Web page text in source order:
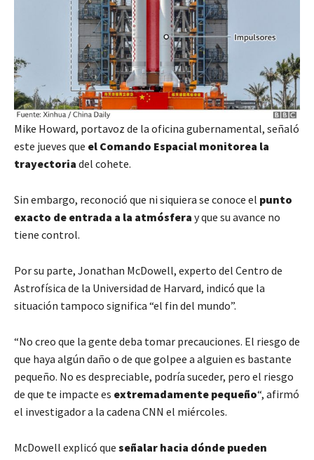
Mike Howard, portavoz de la oficina gubernamental, señaló
este jueves que el Comando Espacial monitorea la
trayectoria del cohete.
Sin embargo, reconoció que ni siquiera se conoce el punto
exacto de entrada a la atmósfera y que su avance no
tiene control.
Por su parte, Jonathan McDowell, experto del Centro de
Astrofísica de la Universidad de Harvard, indicó que la
situación tampoco significa “el fin del mundo”.
“No creo que la gente deba tomar precauciones. El riesgo de
que haya algún daño o de que golpee a alguien es bastante
pequeño. No es despreciable, podría suceder, pero el riesgo
de que te impacte es extremadamente pequeño“, afirmó
el investigador a la cadena CNN el miércoles.
McDowell explicó que señalar hacia dónde pueden